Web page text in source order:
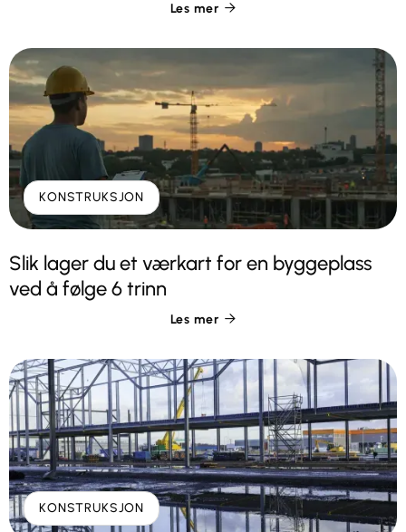
Les mer 
KONSTRUKSJON
Slik lager du et værkart for en byggeplass
ved å følge 6 trinn
Les mer 
KONSTRUKSJON